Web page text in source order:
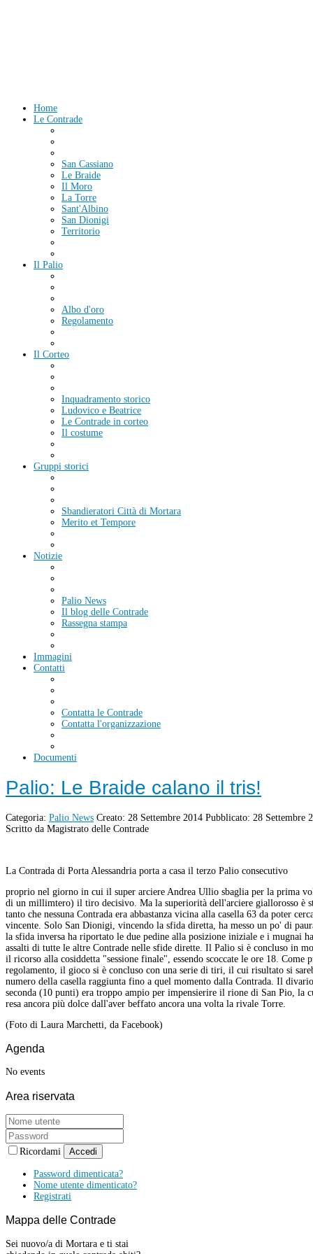
Home
Le Contrade
San Cassiano
Le Braide
Il Moro
La Torre
Sant'Albino
San Dionigi
Territorio
Il Palio
Albo d'oro
Regolamento
Il Corteo
Inquadramento storico
Ludovico e Beatrice
Le Contrade in corteo
Il costume
Gruppi storici
Sbandieratori Città di Mortara
Merito et Tempore
Notizie
Palio News
Il blog delle Contrade
Rassegna stampa
Immagini
Contatti
Contatta le Contrade
Contatta l'organizzazione
Documenti
Palio: Le Braide calano il tris!
Categoria: Palio News Creato: 28 Settembre 2014 Pubblicato: 28 Settembre
Scritto da Magistrato delle Contrade
La Contrada di Porta Alessandria porta a casa il terzo Palio consecutivo
proprio nel giorno in cui il super arciere Andrea Ullio sbaglia per la prima
di un millimtero) il tiro decisivo. Ma la superiorità dell'arciere giallorosso è
tanto che nessuna Contrada era abbastanza vicina alla casella 63 da poter
vincente. Solo San Dionigi, vincendo la sfida diretta, ha messo un po' di
la sfida inversa ha riportato le due pedine alla posizione iniziale e i mugnai
assalti di tutte le altre Contrade nelle sfide dirette. Il Palio si è concluso in
il ricorso alla cosiddetta "sessione finale", essendo scoccate le ore 18. Come
regolamento, il gioco si è concluso con una serie di tiri, il cui risultato si
numero della casella raggiunta fino a quel momento dalla Contrada. Il
seconda (10 punti) era troppo ampio per impensierire il rione di San Pio, la
resa ancora più dolce dall'aver beffato ancora una volta la rivale Torre.
(Foto di Laura Marchetti, da Facebook)
Agenda
No events
Area riservata
Ricordami Accedi
Password dimenticata?
Nome utente dimenticato?
Registrati
Mappa delle Contrade
Sei nuovo/a di Mortara e ti stai